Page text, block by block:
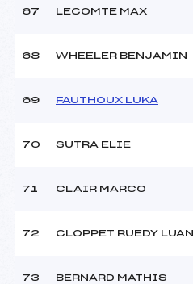
67 LECOMTE MAX
68 WHEELER BENJAMIN
69 FAUTHOUX LUKA
70 SUTRA ELIE
71 CLAIR MARCO
72 CLOPPET RUEDY LUAN
73 BERNARD MATHIS